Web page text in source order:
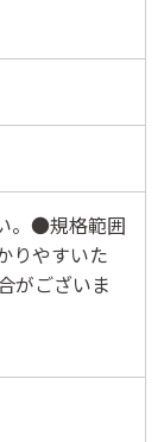
。●規格範囲
りやすいた
がございま